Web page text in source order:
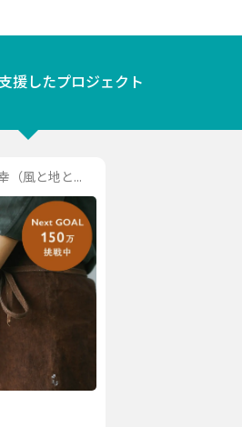
縄 福岡 佐賀 長崎
支援したプロジェクト
（風と地と...